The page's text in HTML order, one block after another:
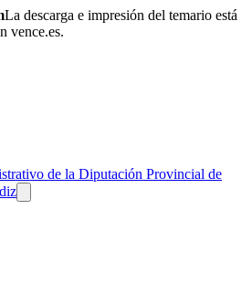
La descarga e impresión del temario está
vence.es.
de la Diputación Provincial de